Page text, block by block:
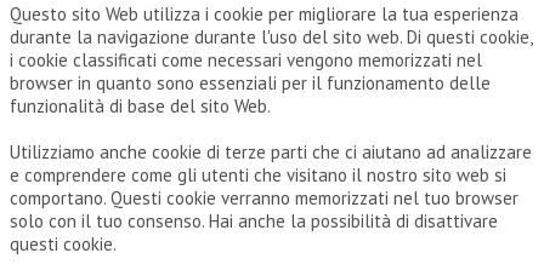
Questo sito Web utilizza i cookie per migliorare la tua esperienza
durante la navigazione durante l'uso del sito web. Di questi cookie,
i cookie classificati come necessari vengono memorizzati nel
browser in quanto sono essenziali per il funzionamento delle
funzionalità di base del sito Web.
Utilizziamo anche cookie di terze parti che ci aiutano ad analizzare
e comprendere come gli utenti che visitano il nostro sito web si
comportano. Questi cookie verranno memorizzati nel tuo browser
solo con il tuo consenso. Hai anche la possibilità di disattivare
questi cookie.